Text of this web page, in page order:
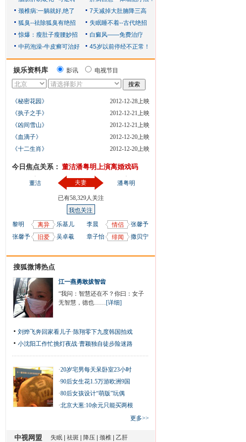
娱乐资料库 影讯 电视节目
《秘密花园》
2012-12-28上映
《执子之手》
2012-12-21上映
《凶间雪山》
2012-12-21上映
《血滴子》
2012-12-20上映
《十二生肖》
2012-12-20上映
今日焦点关系： 董洁潘粤明上演离婚戏码
董洁 夫妻
已有58,329人关注
我也关注
潘粤明
黎明 离异
乐基儿
张馨予
旧爱 吴卓羲
李晨 情侣
张馨予
章子怡
绯闻 撒贝宁
搜狐微博热点
江一燕勇敢拔智齿
“我问：智慧还在不？你曰：女子
无智慧，德也……[详细]
刘烨飞奔回家看儿子·陈翔零下九度韩国拍戏
小沈阳工作忙挑灯夜战·曹颖独自徒步险迷路
·20岁宅男每天呆卧室23小时
·90后女生花1.5万游欧洲9国
·80后女孩设计“萌版”玩偶
·北京大葱:10余元只能买两根
更多>>